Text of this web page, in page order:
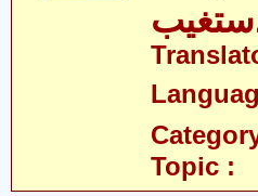
Topic :